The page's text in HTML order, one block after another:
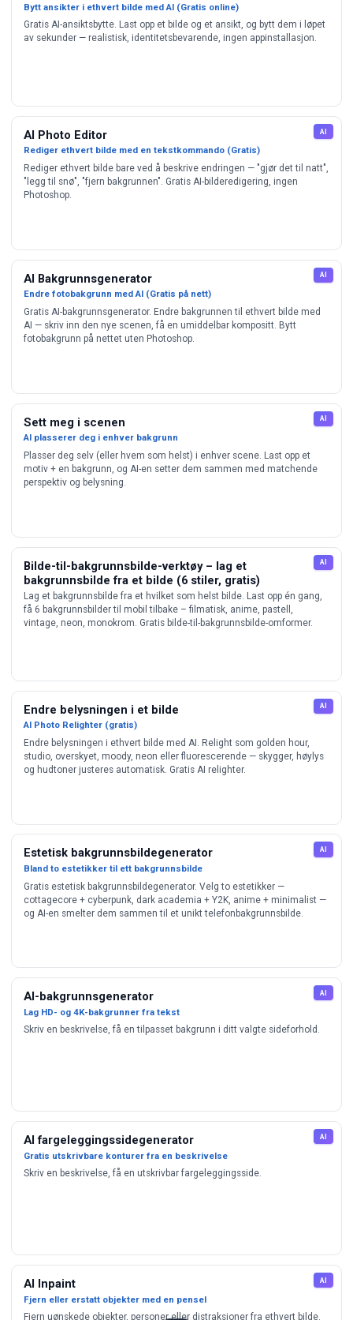
Bytt ansikter i ethvert bilde med AI (Gratis online)
Gratis AI-ansiktsbytte. Last opp et bilde og et ansikt, og bytt dem i løpet
av sekunder — realistisk, identitetsbevarende, ingen appinstallasjon.
AI
AI Photo Editor
Rediger ethvert bilde med en tekstkommando (Gratis)
Rediger ethvert bilde bare ved å beskrive endringen — "gjør det til natt",
"legg til snø", "fjern bakgrunnen". Gratis AI-bilderedigering, ingen
Photoshop.
AI
AI Bakgrunnsgenerator
Endre fotobakgrunn med AI (Gratis på nett)
Gratis AI-bakgrunnsgenerator. Endre bakgrunnen til ethvert bilde med
AI — skriv inn den nye scenen, få en umiddelbar kompositt. Bytt
fotobakgrunn på nettet uten Photoshop.
AI
Sett meg i scenen
AI plasserer deg i enhver bakgrunn
Plasser deg selv (eller hvem som helst) i enhver scene. Last opp et
motiv + en bakgrunn, og AI-en setter dem sammen med matchende
perspektiv og belysning.
AI
Bilde-til-bakgrunnsbilde-verktøy – lag et
bakgrunnsbilde fra et bilde (6 stiler, gratis)
Lag et bakgrunnsbilde fra et hvilket som helst bilde. Last opp én gang,
få 6 bakgrunnsbilder til mobil tilbake – filmatisk, anime, pastell,
vintage, neon, monokrom. Gratis bilde-til-bakgrunnsbilde-omformer.
AI
Endre belysningen i et bilde
AI Photo Relighter (gratis)
Endre belysningen i ethvert bilde med AI. Relight som golden hour,
studio, overskyet, moody, neon eller fluorescerende — skygger, høylys
og hudtoner justeres automatisk. Gratis AI relighter.
AI
Estetisk bakgrunnsbildegenerator
Bland to estetikker til ett bakgrunnsbilde
Gratis estetisk bakgrunnsbildegenerator. Velg to estetikker —
cottagecore + cyberpunk, dark academia + Y2K, anime + minimalist —
og AI-en smelter dem sammen til et unikt telefonbakgrunnsbilde.
AI
AI-bakgrunnsgenerator
Lag HD- og 4K-bakgrunner fra tekst
Skriv en beskrivelse, få en tilpasset bakgrunn i ditt valgte sideforhold.
AI
AI fargeleggingssidegenerator
Gratis utskrivbare konturer fra en beskrivelse
Skriv en beskrivelse, få en utskrivbar fargeleggingsside.
AI
AI Inpaint
Fjern eller erstatt objekter med en pensel
Fjern uønskede objekter, personer eller distraksjoner fra ethvert bilde.